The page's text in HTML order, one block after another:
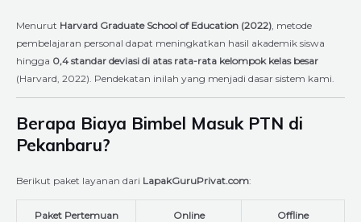
Menurut Harvard Graduate School of Education (2022) , metode
pembelajaran personal dapat meningkatkan hasil akademik siswa
hingga 0,4 standar deviasi di atas rata-rata kelompok kelas besar
(Harvard, 2022). Pendekatan inilah yang menjadi dasar sistem kami.
Berapa Biaya Bimbel Masuk PTN di
Pekanbaru?
Berikut paket layanan dari LapakGuruPrivat.com:
Paket Pertemuan Online Offline